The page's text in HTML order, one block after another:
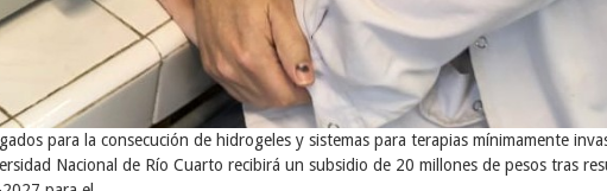
para la consecución de hidrogeles y sistemas para terapias mínimamente
Nacional de Río Cuarto recibirá un subsidio de 20 millones de pesos tras